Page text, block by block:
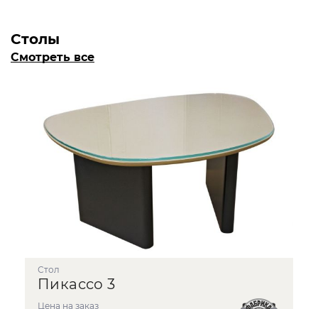
Столы
Смотреть все
стол
Пикассо 3
Цена на заказ